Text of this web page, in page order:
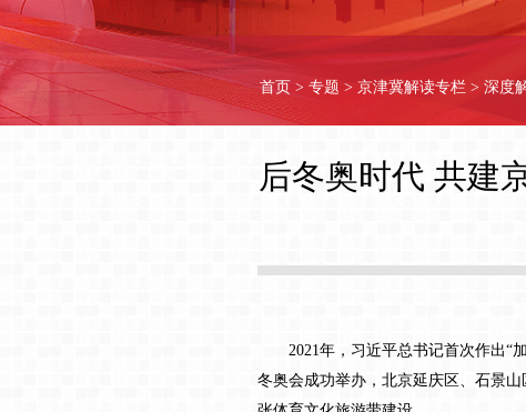
首页 > 专题 > 京津冀解读专栏 > 深度
后冬奥时代 共建
2021年，习近平总书记首次作出“加
冬奥会成功举办， 北京延庆区、石景